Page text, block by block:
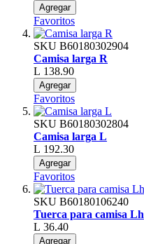
Agregar
Favoritos
SKU B60180302904
Camisa larga R
L 138.90
Agregar
Favoritos
SKU B60180302804
Camisa larga L
L 192.30
Agregar
Favoritos
SKU B60180106240
Tuerca para camisa Lh
L 36.40
Agregar